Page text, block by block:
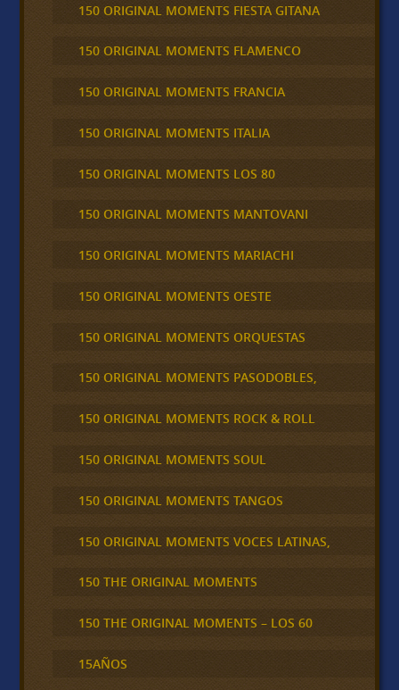
150 ORIGINAL MOMENTS FIESTA GITANA
150 ORIGINAL MOMENTS FLAMENCO
150 ORIGINAL MOMENTS FRANCIA
150 ORIGINAL MOMENTS ITALIA
150 ORIGINAL MOMENTS LOS 80
150 ORIGINAL MOMENTS MANTOVANI
150 ORIGINAL MOMENTS MARIACHI
150 ORIGINAL MOMENTS OESTE
150 ORIGINAL MOMENTS ORQUESTAS
150 ORIGINAL MOMENTS PASODOBLES,
150 ORIGINAL MOMENTS ROCK & ROLL
150 ORIGINAL MOMENTS SOUL
150 ORIGINAL MOMENTS TANGOS
150 ORIGINAL MOMENTS VOCES LATINAS,
150 THE ORIGINAL MOMENTS
150 THE ORIGINAL MOMENTS – LOS 60
15AÑOS